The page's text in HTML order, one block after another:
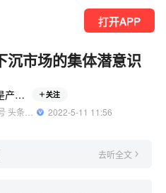
打开APP
沉市场的集体潜意识
人人都是产品经理 关注
  2022-5-11 11:56
去听全文